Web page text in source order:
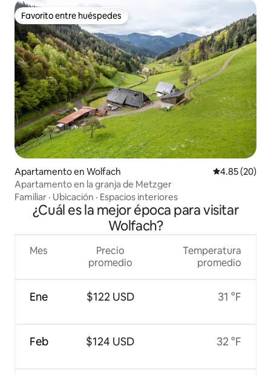
Favorito entre huéspedes
Favorito entre huéspedes
Apartamento en Wolfach Calificación
4.85 (20)
Apartamento en la granja de Metzger
Familiar · Ubicación · Espacios interiores
¿Cuál es la mejor época para visitar
Wolfach?
Mes
Ene
Feb
Precio
promedio
$122 USD
$124 USD
Temperatura
promedio
31 °F
32 °F